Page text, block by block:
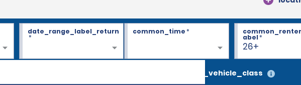
date_range_label_return
*
common_time*
26+
abel*
search_vehicle_class